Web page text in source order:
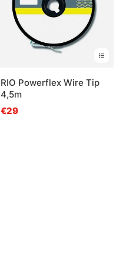
RIO Powerflex Wire Tip
4,5m
€29